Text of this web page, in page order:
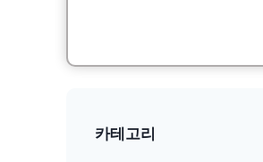
카테고리